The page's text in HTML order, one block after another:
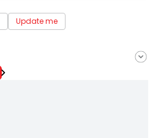
Update me